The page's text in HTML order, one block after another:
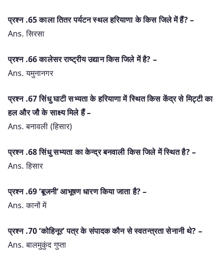
प्रश्‍न .65 काला तितर पर्यटन स्थल हरियाणा के किस जिले में हैं? –
Ans. सिरसा
प्रश्‍न .66 कालेसर राष्ट्रीय उद्यान किस जिले में है? –
Ans. यमुनानगर
प्रश्‍न .67 सिंधु घाटी सभ्यता के हरियाणा में स्थित किस केंद्र से मिट्टी का
हल और जौ के साक्ष्य मिले हैं –
Ans. बनावली (हिसार)
प्रश्‍न .68 सिंधु सभ्यता का केन्द्र बनवाली किस जिले में स्थित है? –
Ans. हिसार
प्रश्‍न .69 ‘बूजनी’ आभूषण धारण किया जाता है? –
Ans. कानों में
प्रश्‍न .70 ‘कोहिनूर’ पत्र के संपादक कौन से स्वतन्त्रता सेनानी थे? –
Ans. बालमुकुंद गुप्ता